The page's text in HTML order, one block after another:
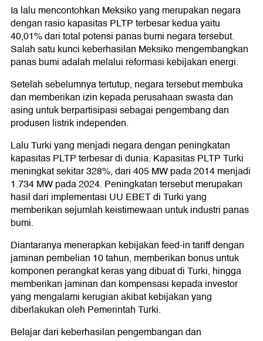
Ia lalu mencontohkan Meksiko yang merupakan negara
dengan rasio kapasitas PLTP terbesar kedua yaitu
40,01% dari total potensi panas bumi negara tersebut.
Salah satu kunci keberhasilan Meksiko mengembangkan
panas bumi adalah melalui reformasi kebijakan energi.
Setelah sebelumnya tertutup, negara tersebut membuka
dan memberikan izin kepada perusahaan swasta dan
asing untuk berpartisipasi sebagai pengembang dan
produsen listrik independen.
Lalu Turki yang menjadi negara dengan peningkatan
kapasitas PLTP terbesar di dunia. Kapasitas PLTP Turki
meningkat sekitar 328%, dari 405 MW pada 2014 menjadi
1.734 MW pada 2024. Peningkatan tersebut merupakan
hasil dari implementasi UU EBET di Turki yang
memberikan sejumlah keistimewaan untuk industri panas
bumi.
Diantaranya menerapkan kebijakan feed-in tariff dengan
jaminan pembelian 10 tahun, memberikan bonus untuk
komponen perangkat keras yang dibuat di Turki, hingga
memberikan jaminan dan kompensasi kepada investor
yang mengalami kerugian akibat kebijakan yang
diberlakukan oleh Pemerintah Turki.
Belajar dari keberhasilan pengembangan dan